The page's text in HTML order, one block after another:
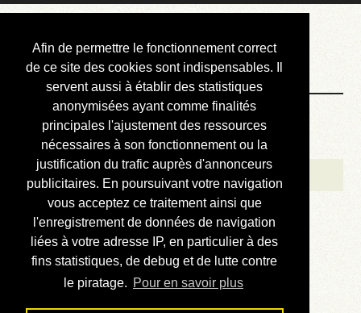
Afin de permettre le fonctionnement correct
de ce site des cookies sont indispensables. Il
servent aussi à établir des statistiques
anonymisées ayant comme finalités
principales l'ajustement des ressources
nécessaires à son fonctionnement ou la
justification du trafic auprès d'annonceurs
publicitaires. En poursuivant votre navigation
vous acceptez ce traitement ainsi que
l'enregistrement de données de navigation
liées à votre adresse IP, en particulier à des
fins statistiques, de debug et de lutte contre
le piratage. Pour en savoir plus
Courbis, « LE »
Blog Officiel
Bienvenue
Réalisations
Divers (et d’été)
Annonces
Liens externes
Téléchargement
Contact